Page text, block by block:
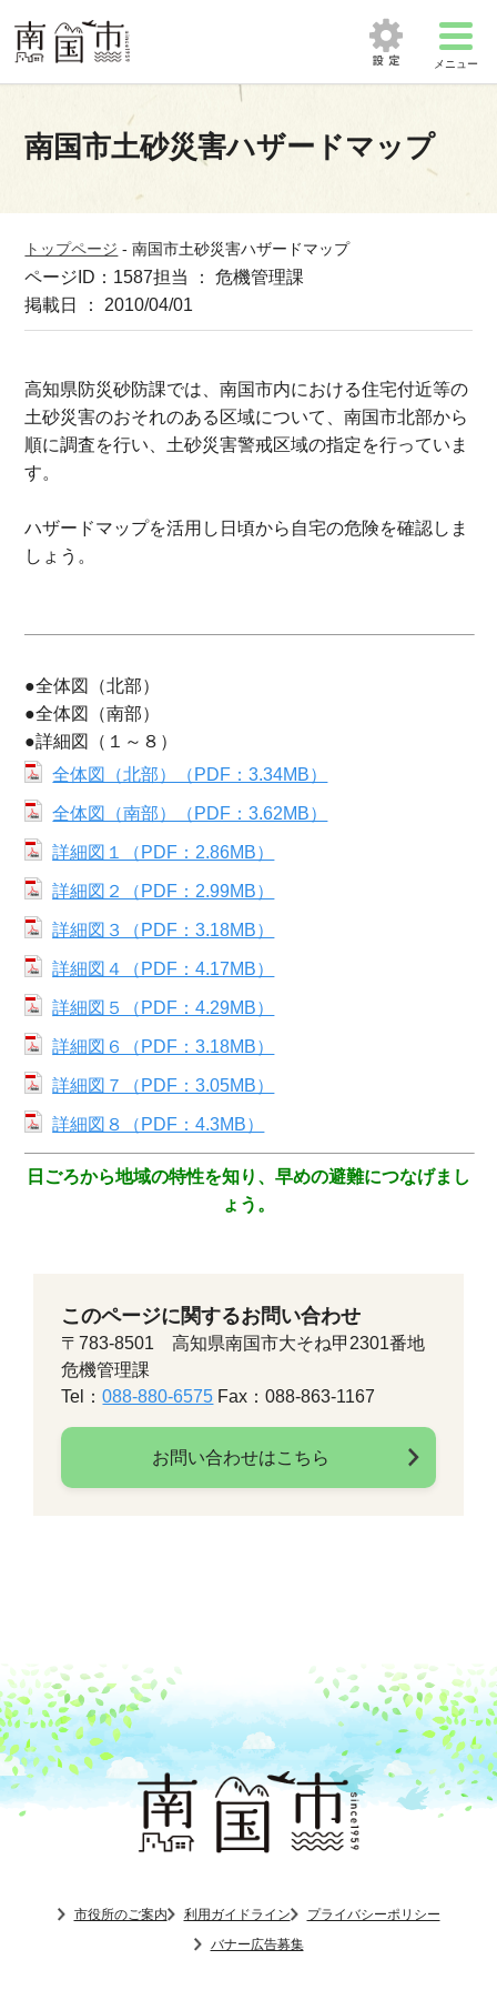
メニュー
南国市土砂災害ハザードマップ
トップページ -南国市土砂災害ハザードマップ
ページID：1587担当 ： 危機管理課
掲載日 ： 2010/04/01
高知県防災砂防課では、南国市内における住宅付近等の
土砂災害のおそれのある区域について、南国市北部から
順に調査を行い、土砂災害警戒区域の指定を行っていま
す。
ハザードマップを活用し日頃から自宅の危険を確認しま
しょう。
●全体図（北部）
●全体図（南部）
●詳細図（１～８）
全体図（北部）（PDF：3.34MB）
全体図（南部）（PDF：3.62MB）
詳細図１（PDF：2.86MB）
詳細図２（PDF：2.99MB）
詳細図３（PDF：3.18MB）
詳細図４（PDF：4.17MB）
詳細図５（PDF：4.29MB）
詳細図６（PDF：3.18MB）
詳細図７（PDF：3.05MB）
詳細図８（PDF：4.3MB）
日ごろから地域の特性を知り、早めの避難につなげまし
ょう。
このページに関するお問い合わせ
〒783-8501 高知県南国市大そね甲2301番地
危機管理課
Tel：088-880-6575 Fax：088-863-1167
お問い合わせはこちら
市役所のご案内 利用ガイドライン
プライバシーポリシー
バナー広告募集